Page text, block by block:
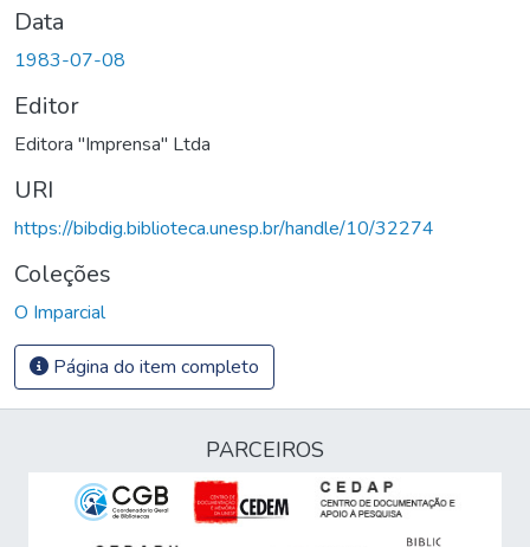
Data
1983-07-08
Editor
Editora "Imprensa" Ltda
URI
https://bibdig.biblioteca.unesp.br/handle/10/32274
Coleções
O Imparcial
Página do item completo
PARCEIROS